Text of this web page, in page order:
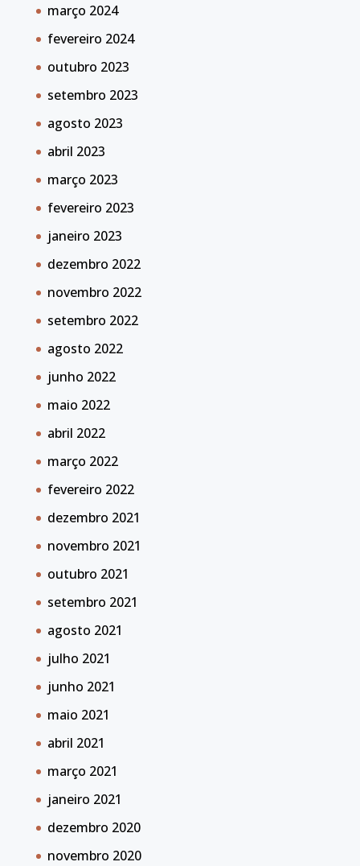
março 2024
fevereiro 2024
outubro 2023
setembro 2023
agosto 2023
abril 2023
março 2023
fevereiro 2023
janeiro 2023
dezembro 2022
novembro 2022
setembro 2022
agosto 2022
junho 2022
maio 2022
abril 2022
março 2022
fevereiro 2022
dezembro 2021
novembro 2021
outubro 2021
setembro 2021
agosto 2021
julho 2021
junho 2021
maio 2021
abril 2021
março 2021
janeiro 2021
dezembro 2020
novembro 2020